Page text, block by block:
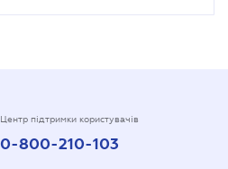
Центр підтримки користувачів
0-800-210-103